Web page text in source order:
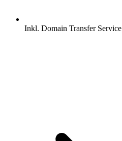
Inkl. Domain Transfer Service